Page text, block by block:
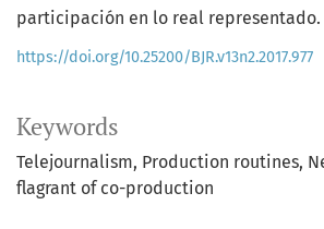
Keywords
Telejournalism Production routines
flagrant of co-production
participación en lo real representado.
https://doi.org/10.25200/BJR.v13n2.2017.977